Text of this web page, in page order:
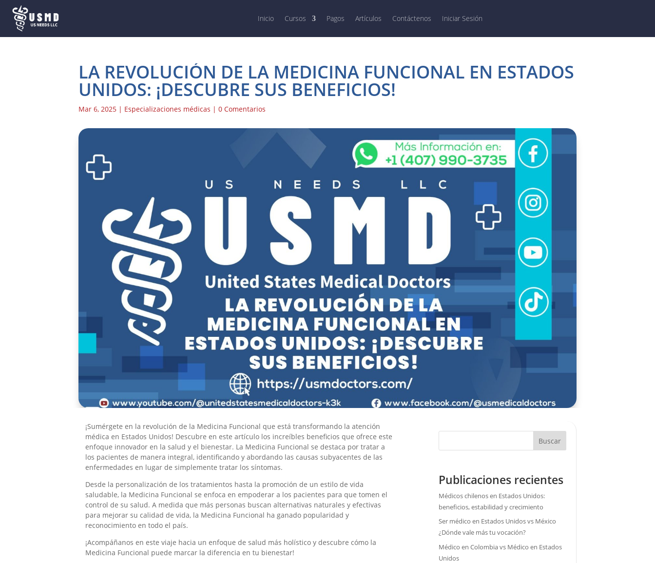
Inicio Cursos Pagos Artículos Contáctenos Iniciar Sesión
LA REVOLUCIÓN DE LA MEDICINA FUNCIONAL EN ESTADOS
UNIDOS: ¡DESCUBRE SUS BENEFICIOS!
Mar 6, 2025 | Especializaciones médicas |0 Comentarios
¡Sumérgete en la revolución de la Medicina Funcional que está transformando la atención
médica en Estados Unidos! Descubre en este artículo los increíbles beneficios que ofrece este
enfoque innovador en la salud y el bienestar. La Medicina Funcional se destaca por tratar a
los pacientes de manera integral, identificando y abordando las causas subyacentes de las
enfermedades en lugar de simplemente tratar los síntomas.
Desde la personalización de los tratamientos hasta la promoción de un estilo de vida
saludable, la Medicina Funcional se enfoca en empoderar a los pacientes para que tomen el
control de su salud. A medida que más personas buscan alternativas naturales y efectivas
para mejorar su calidad de vida, la Medicina Funcional ha ganado popularidad y
reconocimiento en todo el país.
¡Acompáñanos en este viaje hacia un enfoque de salud más holístico y descubre cómo la
Medicina Funcional puede marcar la diferencia en tu bienestar!
Buscar
Publicaciones recientes
Médicos chilenos en Estados Unidos:
beneficios, estabilidad y crecimiento
Ser médico en Estados Unidos vs México
¿Dónde vale más tu vocación?
Médico en Colombia vs Médico en Estados
Unidos